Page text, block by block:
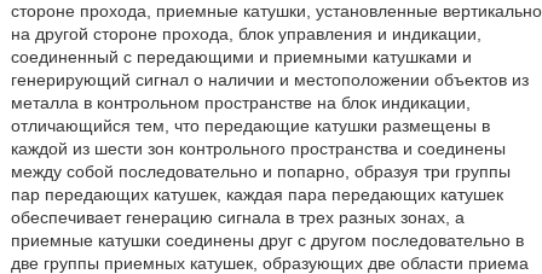
стороне прохода, приемные катушки, установленные вертикально
на другой стороне прохода, блок управления и индикации,
соединенный с передающими и приемными катушками и
генерирующий сигнал о наличии и местоположении объектов из
металла в контрольном пространстве на блок индикации,
отличающийся тем, что передающие катушки размещены в
каждой из шести зон контрольного пространства и соединены
между собой последовательно и попарно, образуя три группы
пар передающих катушек, каждая пара передающих катушек
обеспечивает генерацию сигнала в трех разных зонах, а
приемные катушки соединены друг с другом последовательно в
две группы приемных катушек, образующих две области приема